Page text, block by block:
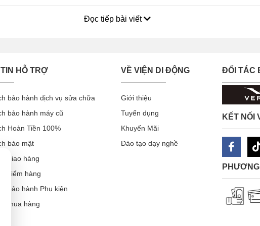
hãng
chất lượng?
màn hình không?
chống nước không?
mặt kính Huawei
bằng công nghệ chân không chính là cách tốt nhất để bạn có thể tiết
thay cả màn hình? Hãy tham khảo những
sau đây đểsửa
Đọc tiếp bài viết
HỖ TRỢ
bảo hành dịch vụ sửa chữa
bảo hành máy cũ
Hoàn Tiền 100%
bảo mật
giao hàng
kiểm hàng
bảo hành Phụ kiện
mua hàng
VỀ VIỆN DI ĐỘNG
Giới thiệu
Tuyển dụng
Khuyến Mãi
Đào tạo dạy nghề
ĐỐI TÁC
KẾT NỐI